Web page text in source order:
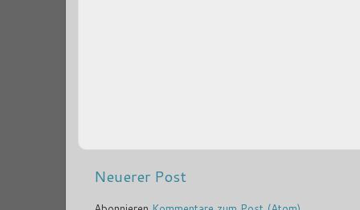
Neuerer Post